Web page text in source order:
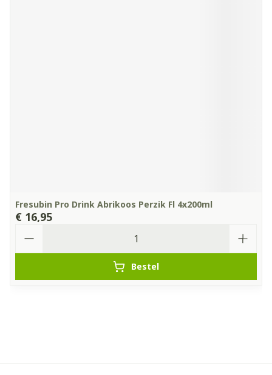
Fresubin Pro Drink Abrikoos Perzik Fl 4x200ml
€ 16,95
Bestel